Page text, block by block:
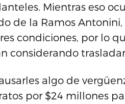
Mientras eso
de la Ramos
condiciones, por lo
considerando
algo de
por $24 millones